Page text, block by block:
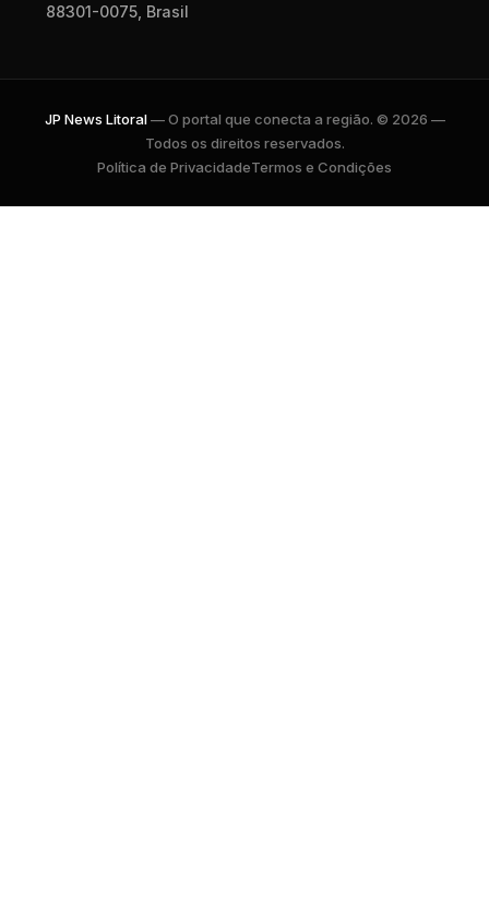
88301-0075, Brasil
JP News Litoral— O portal que conecta a região. © 2026 —
Todos os direitos reservados.
Política de PrivacidadeTermos e Condições